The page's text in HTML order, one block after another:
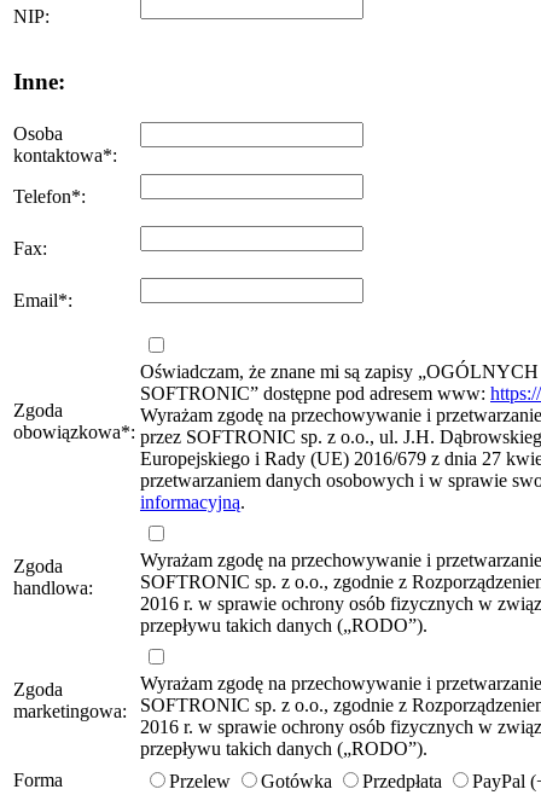
NIP:
Inne:
Osoba
kontaktowa*:
Telefon*:
Fax:
Email*:
Zgoda
obowiązkowa*:
Oświadczam, że znane mi są zapisy
SOFTRONIC” dostępne pod adresem www:
Wyrażam zgodę na przechowywanie i
przez SOFTRONIC sp. z o.o., ul. J.H.
Europejskiego i Rady (UE) 2016/679 z dnia 27
przetwarzaniem danych osobowych i w sprawie
informacyjną.
Zgoda
handlowa:
Wyrażam zgodę na przechowywanie i
SOFTRONIC sp. z o.o., zgodnie z
2016 r. w sprawie ochrony osób fizycznych w
przepływu takich danych („RODO”).
Zgoda
marketingowa:
Wyrażam zgodę na przechowywanie i
SOFTRONIC sp. z o.o., zgodnie z
2016 r. w sprawie ochrony osób fizycznych w
przepływu takich danych („RODO”).
Forma
Przelew Gotówka Przedpłata PayPal